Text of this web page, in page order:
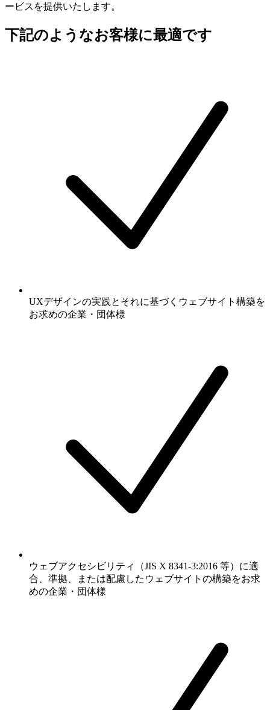
ービスを提供いたします。
下記のようなお客様に最適です
UXデザインの実践とそれに基づくウェブサイト構築を
お求めの企業・団体様
ウェブアクセシビリティ（JIS X 8341-3:2016 等）に適
合、準拠、または配慮したウェブサイトの構築をお求
めの企業・団体様